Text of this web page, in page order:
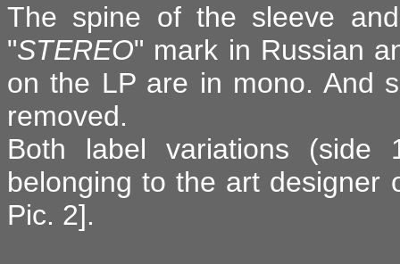
The spine of the sleeve
"STEREO" mark in Russian
on the LP are in mono. And
removed.
Both label variations
belonging to the art designer
Pic. 2].